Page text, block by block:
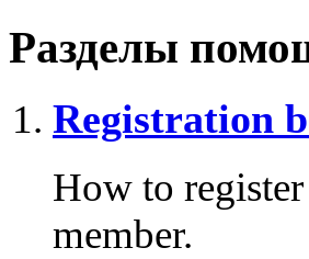
Разделы
Registration
How to
member.